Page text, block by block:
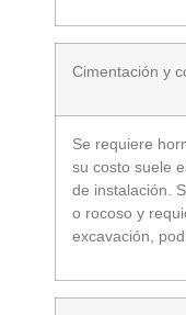
Cimentación y
Se requiere
su costo suele
de instalación.
o rocoso y
excavación,